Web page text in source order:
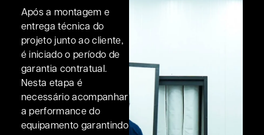
Após a montagem e
entrega técnica do
projeto junto ao cliente,
é iniciado o período de
garantia contratual.
Nesta etapa é
necessário acompanhar
a performance do
equipamento garantindo